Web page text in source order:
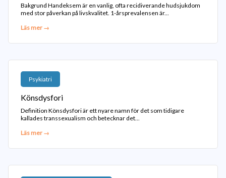
Bakgrund Handeksem är en vanlig, ofta recidiverande hudsjukdom
med stor påverkan på livskvalitet. 1-årsprevalensen är...
Läs mer →
Psykiatri
Könsdysfori
Definition Könsdysfori är ett nyare namn för det som tidigare
kallades transsexualism och betecknar det...
Läs mer →